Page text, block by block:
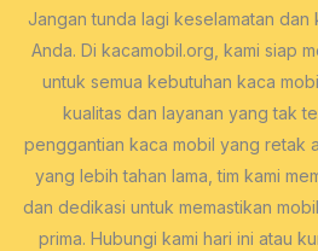
Jangan tunda lagi keselamatan
Anda. Di kacamobil.org, kami siap
untuk semua kebutuhan kaca
kualitas dan layanan yang tak
penggantian kaca mobil yang retak
yang lebih tahan lama, tim kami
dan dedikasi untuk memastikan
prima. Hubungi kami hari ini atau